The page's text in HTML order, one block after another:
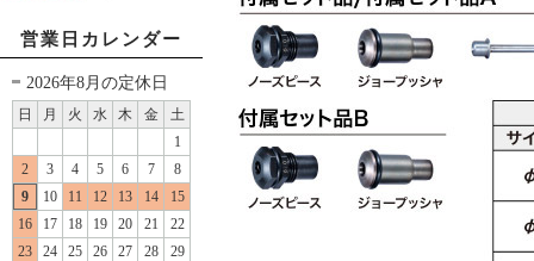
営業日カレンダー
2026年8月の定休日
日 月 火 水 木 金
土
1
2
3 4 5 6 7
8
9
10 11 12 13 14
15
16
17 18 19 20 21
22
23
24 25 26 27 28
29